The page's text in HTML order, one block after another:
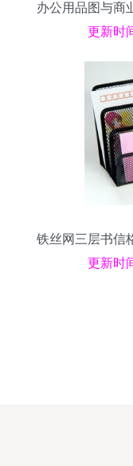
办公用品图与商
更新时
铁丝网三层书信
更新时